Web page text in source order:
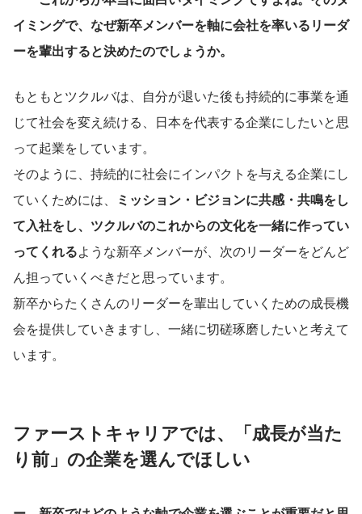
イミングで、なぜ新卒メンバーを軸に会社を率いるリーダ
ーを輩出すると決めたのでしょうか。
もともとツクルバは、自分が退いた後も持続的に事業を通
じて社会を変え続ける、日本を代表する企業にしたいと思
って起業をしています。
そのように、持続的に社会にインパクトを与える企業にし
ていくためには、
ミッション・ビジョンに共感・共鳴をし
て入社をし、ツクルバのこれからの文化を一緒に作ってい
ってくれるような新卒メンバーが、次のリーダーをどんど
ん担っていくべきだと思っています。
新卒からたくさんのリーダーを輩出していくための成長機
会を提供していきますし、一緒に切磋琢磨したいと考えて
います。
ファーストキャリアでは、「成長が当た
り前」の企業を選んでほしい